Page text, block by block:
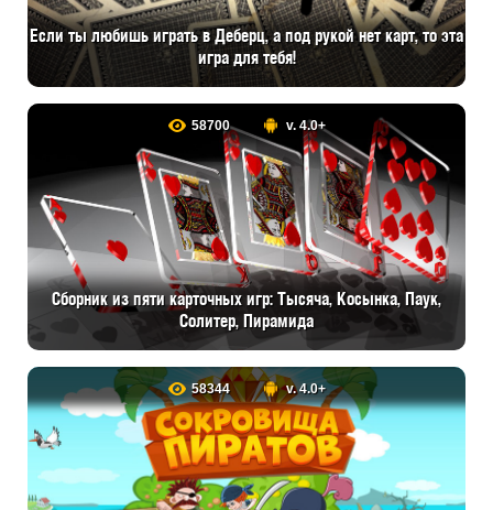
Если ты любишь играть в Деберц, а под рукой нет карт, то эта
игра для тебя!
58700 v. 4.0+
Сборник из пяти карточных игр: Тысяча, Косынка, Паук,
Солитер, Пирамида
58344 v. 4.0+